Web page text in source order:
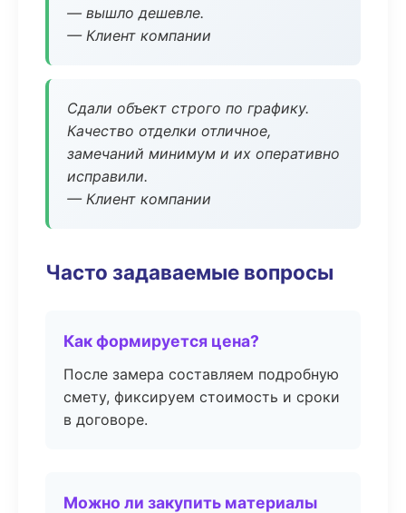
— вышло дешевле.
— Клиент компании
Сдали объект строго по графику.
Качество отделки отличное,
замечаний минимум и их оперативно
исправили.
— Клиент компании
Часто задаваемые вопросы
Как формируется цена?
После замера составляем подробную
смету, фиксируем стоимость и сроки
в договоре.
Можно ли закупить материалы